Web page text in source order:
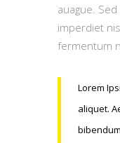
auague.
imperdiet
fermentum
Lorem
aliquet.